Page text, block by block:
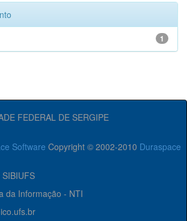
1
FEDERAL DE SERGIPE
Software Copyright © 2002-2010 Duraspace
da Informação - NTI